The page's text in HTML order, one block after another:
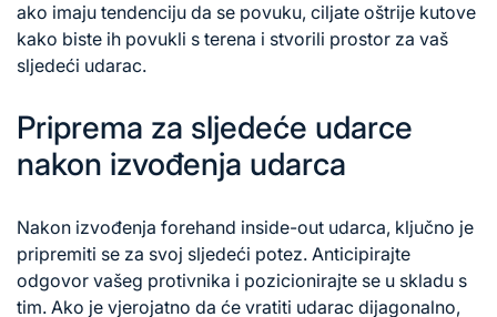
ako imaju tendenciju da se povuku, ciljate oštrije kutove
kako biste ih povukli s terena i stvorili prostor za vaš
sljedeći udarac.
Priprema za sljedeće udarce
nakon izvođenja udarca
Nakon izvođenja forehand inside-out udarca, ključno je
pripremiti se za svoj sljedeći potez. Anticipirajte
odgovor vašeg protivnika i pozicionirajte se u skladu s
tim. Ako je vjerojatno da će vratiti udarac dijagonalno,